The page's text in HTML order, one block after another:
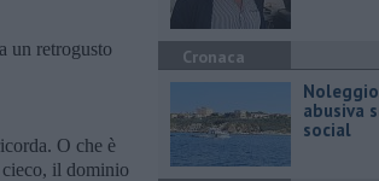
un retrogusto
O che è
cieco, il dominio
Cronaca
abusiva
social